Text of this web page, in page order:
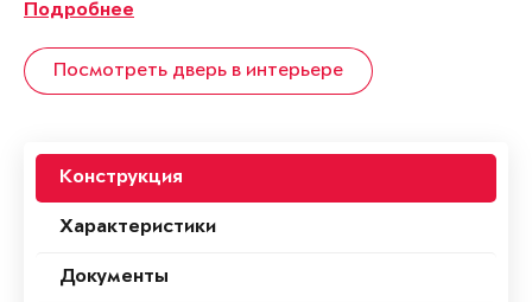
Подробнее
Посмотреть дверь в интерьере
Конструкция
Характеристики
Документы